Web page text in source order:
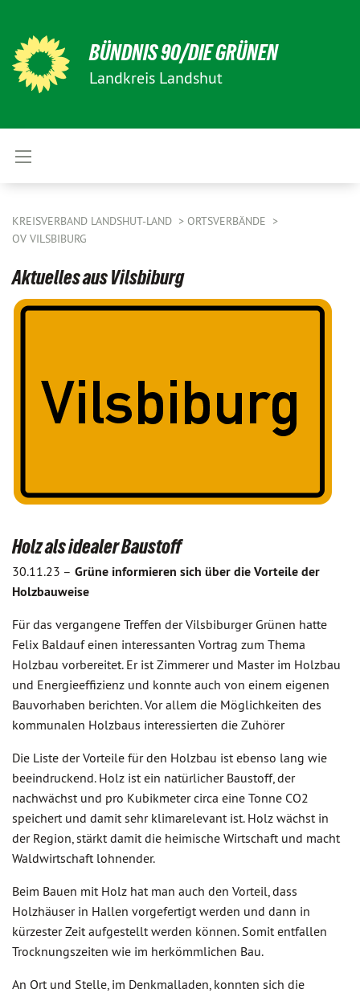
BÜNDNIS 90/DIE GRÜNEN
Landkreis Landshut
KREISVERBAND LANDSHUT-LAND
ORTSVERBÄNDE
OV VILSBIBURG
Aktuelles aus Vilsbiburg
Holz als idealer Baustoff
30.11.23 – Grüne informieren sich über die Vorteile der
Holzbauweise
Für das vergangene Treffen der Vilsbiburger Grünen hatte
Felix Baldauf einen interessanten Vortrag zum Thema
Holzbau vorbereitet. Er ist Zimmerer und Master im Holzbau
und Energieeffizienz und konnte auch von einem eigenen
Bauvorhaben berichten. Vor allem die Möglichkeiten des
kommunalen Holzbaus interessierten die Zuhörer
Die Liste der Vorteile für den Holzbau ist ebenso lang wie
beeindruckend. Holz ist ein natürlicher Baustoff, der
nachwächst und pro Kubikmeter circa eine Tonne CO2
speichert und damit sehr klimarelevant ist. Holz wächst in
der Region, stärkt damit die heimische Wirtschaft und macht
Waldwirtschaft lohnender.
Beim Bauen mit Holz hat man auch den Vorteil, dass
Holzhäuser in Hallen vorgefertigt werden und dann in
kürzester Zeit aufgestellt werden können. Somit entfallen
Trocknungszeiten wie im herkömmlichen Bau.
An Ort und Stelle, im Denkmalladen, konnten sich die